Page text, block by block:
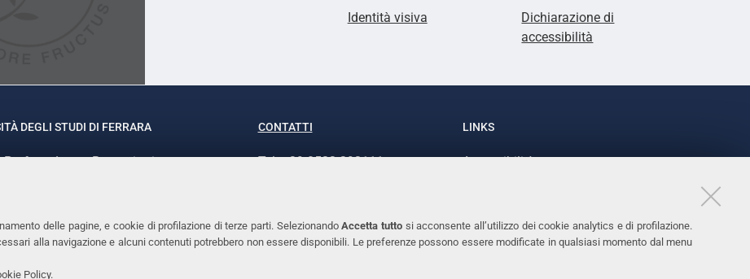
delle pagine, e cookie di profilazione di terze parti. SelezionandoAccetta tutto si acconsente all’utilizzo dei cookie analytics e di profilazione.
alla navigazione e alcuni contenuti potrebbero non essere disponibili. Le preferenze possono essere modificate in qualsiasi momento dal menu
Policy.
Identità visiva
Dichiarazione di
accessibilità
DEGLI STUDI DI FERRARA
Prof.ssa Laura Ramaciotti
CONTATTI
Tel. +39 0532 293111
LINKS
Accessibilità
Cookies